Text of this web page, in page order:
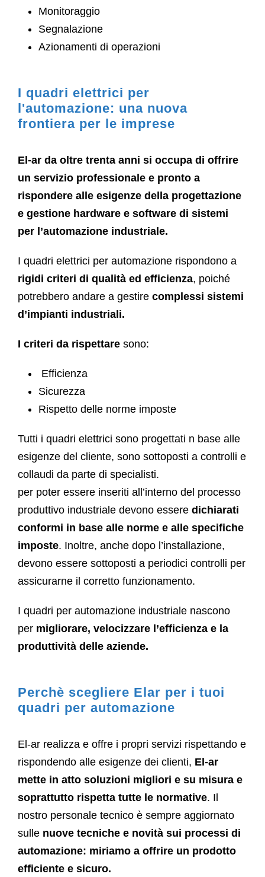
Monitoraggio
Segnalazione
Azionamenti di operazioni
I quadri elettrici per
l'automazione: una nuova
frontiera per le imprese
El-ar da oltre trenta anni si occupa di offrire
un servizio professionale e pronto a
rispondere alle esigenze della progettazione
e gestione hardware e software di sistemi
per l’automazione industriale.
I quadri elettrici per automazione rispondono a
rigidi criteri di qualità ed efficienza, poiché
potrebbero andare a gestire complessi sistemi
d’impianti industriali.
I criteri da rispettare sono:
Efficienza
Sicurezza
Rispetto delle norme imposte
Tutti i quadri elettrici sono progettati n base alle
esigenze del cliente, sono sottoposti a controlli e
collaudi da parte di specialisti.
per poter essere inseriti all’interno del processo
produttivo industriale devono essere dichiarati
conformi in base alle norme e alle specifiche
imposte. Inoltre, anche dopo l’installazione,
devono essere sottoposti a periodici controlli per
assicurarne il corretto funzionamento.
I quadri per automazione industriale nascono
per migliorare, velocizzare l’efficienza e la
produttività delle aziende.
Perchè scegliere Elar per i tuoi
quadri per automazione
El-ar realizza e offre i propri servizi rispettando e
rispondendo alle esigenze dei clienti, El-ar
mette in atto soluzioni migliori e su misura e
soprattutto rispetta tutte le normative. Il
nostro personale tecnico è sempre aggiornato
sulle nuove tecniche e novità sui processi di
automazione: miriamo a offrire un prodotto
efficiente e sicuro.